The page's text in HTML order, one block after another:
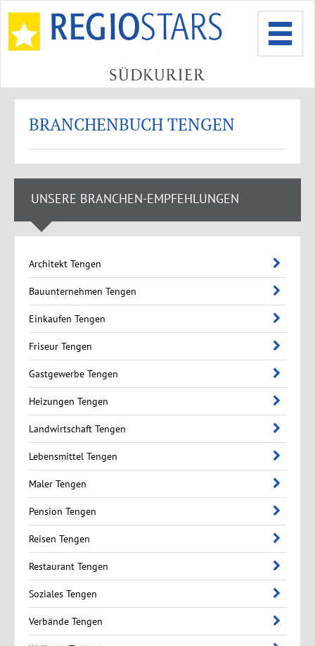
BRANCHENBUCH TENGEN
UNSERE BRANCHEN-EMPFEHLUNGEN
Architekt Tengen
Bauunternehmen Tengen
Einkaufen Tengen
Friseur Tengen
Gastgewerbe Tengen
Heizungen Tengen
Landwirtschaft Tengen
Lebensmittel Tengen
Maler Tengen
Pension Tengen
Reisen Tengen
Restaurant Tengen
Soziales Tengen
Verbände Tengen